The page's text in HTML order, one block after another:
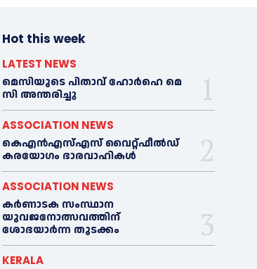
Hot this week
LATEST NEWS
മെ​സിയുടെ പിതാവ് ഹോർഹെ മെ​
സി അന്തരിച്ചു
ASSOCIATION NEWS
കെഎൻഎസ്എസ് വൈറ്റ്ഫീൽഡ്
കരയോഗം ഭാരവാഹികള്‍
ASSOCIATION NEWS
കര്‍ണാടക സംസ്ഥാന
യുവജനോത്സവത്തിന്
ശോഭയാർന്ന തുടക്കം
KERALA